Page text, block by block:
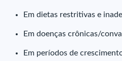
Em dietas restritivas e
Em doenças crônicas/
Em períodos de